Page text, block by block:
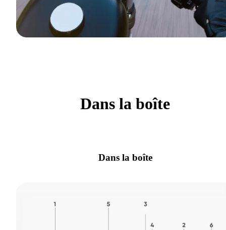
Dans la boîte
Dans la boîte